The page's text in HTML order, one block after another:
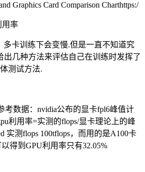
Graphics Card Comparison Charthttps:/
用率
多卡训练下会变慢.但是一直不知道究
出几种方法来评估自己在训练时发挥了
测试方法.
考数据：nvidia公布的显卡fpl6峰值计
利用率=实测的flops/显卡理论上的峰
实测flops 100tflops，而用的是A100卡
得到GPU利用率只有32.05%